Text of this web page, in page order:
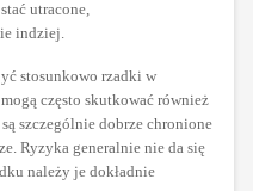
utracone,
indziej.
stosunkowo rzadki w
często skutkować również
szczególnie dobrze chronione
Ryzyka generalnie nie da się
należy je dokładnie